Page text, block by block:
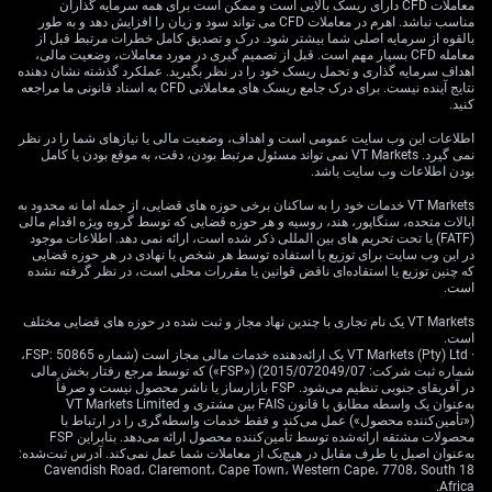
نشان می‌دهد، فشار برای افزایش نرخ بهره کمتر شده است.
این می‌تواند برای معامله‌گران فرصت باشد، چون ممکن است
بازار «بیش از حد» روی ادامه سیاست انقباضی (Tightening؛
بالابردن نرخ بهره و سخت‌تر شدن شرایط مالی) از سوی ECB
حساب کرده باشد.
پیش‌بینی ما برای EUR/USD در پایان سال ۱.۱۶ است که
آینده، این یعنی می‌توان روی یوروی ضعیف‌تر موقعیت گرفت؛
مثلاً با خرید اختیار فروش (Put option؛ قراردادی که حق
فروش در قیمت مشخص را می‌دهد) با قیمت اعمال (Strike
price؛ قیمتی که در قرارداد اختیار معامله تعیین می‌شود)
فروش «اسپرد کال» خارج از پول (Out-of-the-money call
از قیمت فعلی دارند و روی رشد محدود شرط می‌بندند) بالای
محدوده ۱.۲۰ می‌تواند راهبرد محتاطانه‌ای باشد تا از ظرفیت
رشد محدود استفاده شود.
دوره ۲۰۲۵ را به یاد داریم که شاخص دلار بیشتر در بازه ۹۶ تا
۱۰۱ نوسان محدود داشت. واگرایی فعلی رشد بین آمریکا و
معاملات CFD دارای ریسک بالایی است و ممکن است برای همه سرمایه گذاران
مناسب نباشد. اهرم در معاملات CFD می تواند سود و زیان را افزایش دهد و به طور
بالقوه از سرمایه اصلی شما بیشتر شود. درک و تصدیق کامل خطرات مرتبط قبل از
معامله CFD بسیار مهم است. قبل از تصمیم گیری در مورد معاملات، وضعیت مالی،
اهداف سرمایه گذاری و تحمل ریسک خود را در نظر بگیرید. عملکرد گذشته نشان دهنده
نتایج آینده نیست. برای درک جامع ریسک های معاملاتی CFD به اسناد قانونی ما مراجعه
کنید.
اطلاعات این وب سایت عمومی است و اهداف، وضعیت مالی یا نیازهای شما را در نظر
نمی گیرد. VT Markets نمی تواند مسئول مرتبط بودن، دقت، به موقع بودن یا کامل
بودن اطلاعات وب سایت باشد.
VT Markets خدمات خود را به ساکنان برخی حوزه های قضایی، از جمله اما نه محدود به
ایالات متحده، سنگاپور، هند، روسیه و هر حوزه قضایی که توسط گروه ویژه اقدام مالی
(FATF) یا تحت تحریم های بین المللی ذکر شده است، ارائه نمی دهد. اطلاعات موجود
در این وب سایت برای توزیع یا استفاده توسط هر شخص یا نهادی در هر حوزه قضایی
که چنین توزیع یا استفاده‌ای ناقض قوانین یا مقررات محلی است، در نظر گرفته نشده
است.
VT Markets یک نام تجاری با چندین نهاد مجاز و ثبت شده در حوزه های قضایی مختلف
است.
· VT Markets (Pty) Ltd یک ارائه‌دهنده خدمات مالی مجاز است (شماره FSP: 50865،
شماره ثبت شرکت: 2015/072049/07) («FSP») که توسط مرجع رفتار بخش مالی
در آفریقای جنوبی تنظیم می‌شود. FSP بازارساز یا ناشر محصول نیست و صرفاً
به‌عنوان یک واسطه مطابق با قانون FAIS بین مشتری و VT Markets Limited
(«تأمین‌کننده محصول») عمل می‌کند و فقط خدمات واسطه‌گری را در ارتباط با
محصولات مشتقه ارائه‌شده توسط تأمین‌کننده محصول ارائه می‌دهد. بنابراین FSP
به‌عنوان اصیل یا طرف مقابل در هیچ‌یک از معاملات شما عمل نمی‌کند. آدرس ثبت‌شده:
18 Cavendish Road، Claremont، Cape Town، Western Cape، 7708، South
Africa.